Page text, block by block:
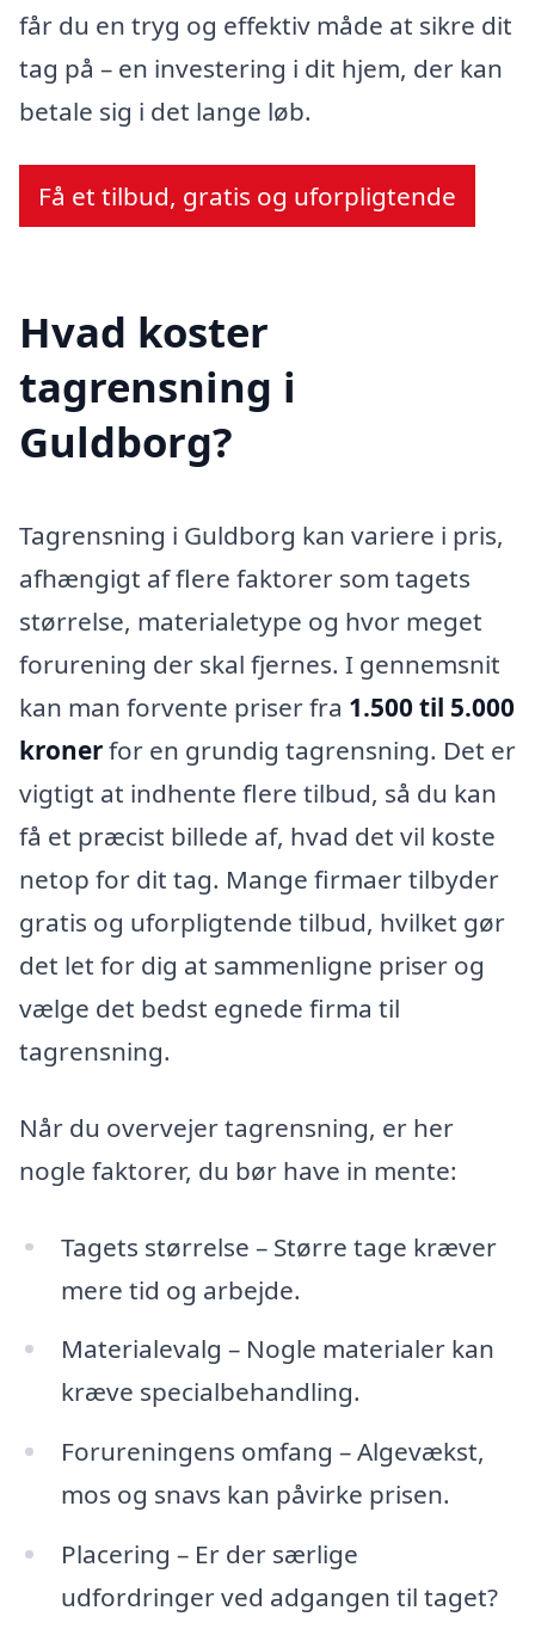
får du en tryg og effektiv måde at sikre dit
tag på – en investering i dit hjem, der kan
betale sig i det lange løb.
Få et tilbud, gratis og uforpligtende
Hvad koster
tagrensning i
Guldborg?
Tagrensning i Guldborg kan variere i pris,
afhængigt af flere faktorer som tagets
størrelse, materialetype og hvor meget
forurening der skal fjernes. I gennemsnit
kan man forvente priser fra 1.500 til 5.000
kronerfor en grundig tagrensning. Det er
vigtigt at indhente flere tilbud, så du kan
få et præcist billede af, hvad det vil koste
netop for dit tag. Mange firmaer tilbyder
gratis og uforpligtende tilbud, hvilket gør
det let for dig at sammenligne priser og
vælge det bedst egnede firma til
tagrensning.
Når du overvejer tagrensning, er her
nogle faktorer, du bør have in mente:
Tagets størrelse – Større tage kræver
mere tid og arbejde.
Materialevalg – Nogle materialer kan
kræve specialbehandling.
Forureningens omfang – Algevækst,
mos og snavs kan påvirke prisen.
Placering – Er der særlige
udfordringer ved adgangen til taget?